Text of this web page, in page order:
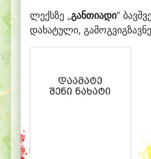
ლექსზე „განთიადი“
დახატული,